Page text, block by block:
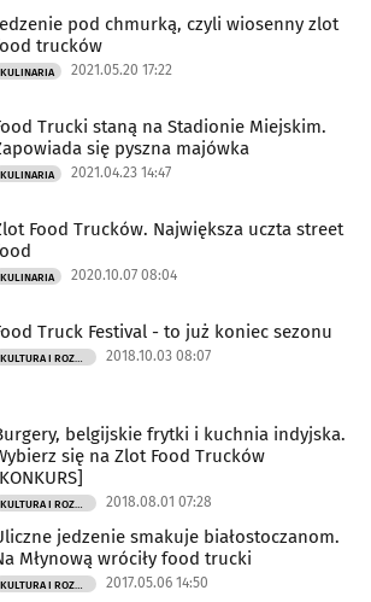
pod chmurką, czyli wiosenny zlot
trucków
KULINARIA 2021.05.20 17:22
Trucki staną na Stadionie Miejskim.
się pyszna majówka
KULINARIA 2021.04.23 14:47
Food Trucków. Największa uczta street
KULINARIA 2020.10.07 08:04
Truck Festival - to już koniec sezonu
2018.10.03 08:07
belgijskie frytki i kuchnia indyjska.
się na Zlot Food Trucków
2018.08.01 07:28
jedzenie smakuje białostoczanom.
Młynową wróciły food trucki
2017.05.06 14:50